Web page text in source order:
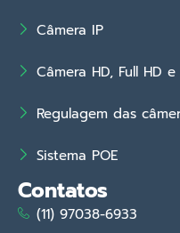
Câmera IP
Câmera HD, Full HD
Regulagem das
Sistema POE
Contatos
(11) 97038-6933